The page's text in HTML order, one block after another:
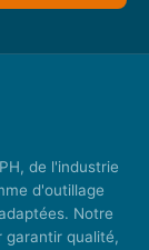
de l'industrie
d'outillage
Notre
garantir qualité,